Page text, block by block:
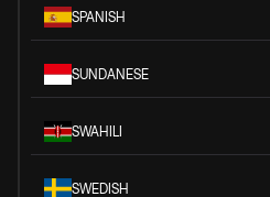
SPANISH
SUNDANESE
SWAHILI
SWEDISH